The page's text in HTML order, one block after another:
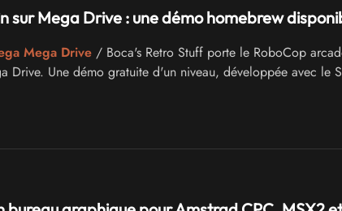
sur Mega Drive : une démo homebrew
Mega Drive/ Boca's Retro Stuff porte le RoboCop
Drive. Une démo gratuite d'un niveau, développée avec le